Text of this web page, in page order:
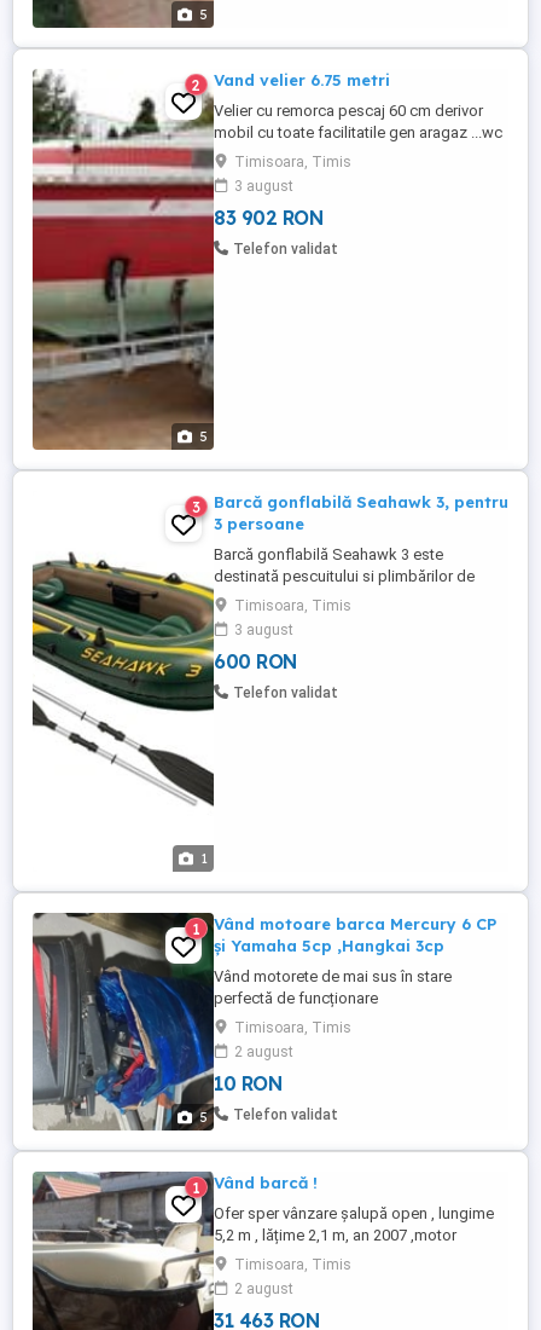
5
5
2 Vand velier 6.75 metri
Velier cu remorca pescaj 60 cm derivor
mobil cu toate facilitatile gen aragaz ...wc
marin...4 locuri de dormit panze noi la vele
omologat cumotor honda de 10 cp. Nu
necesita inmatriculare. remorca noua cu
sarcina utila 2600 kg. are construit o punte
de 2.3 ori 1.6 ideala pt plaja punte care nu
Timisoara, Timis
3 august
83 902 RON
Telefon validat
1
3
Barcă gonflabilă Seahawk 3, pentru
3 persoane
Barcă gonflabilă Seahawk 3 este
destinată pescuitului si plimbărilor de
agrement. Este confecționată din vinil
foarte rezistent, cu rezistenta sporita la
acțiunea factorilor de mediu. Barca are
suplimentar: suport motor și
podea(punte) din lemn Se vinde numai ca
Timisoara, Timis
3 august
600 RON
Telefon validat
5
1
Vând motoare barca Mercury 6 CP
și Yamaha 5cp ,Hangkai 3cp
Vând motorete de mai sus în stare
perfectă de funcționare
Timisoara, Timis
2 august
10 RON
Telefon validat
1 Vând barcă !
Ofer sper vânzare șalupă open , lungime
5,2 m , lățime 2,1 m, an 2007 ,motor
mercury 40 Cp ,4 timpi ,barca este
înmatriculată + peridoc inmatriculat. Preț
6000 euro .
Timisoara, Timis
2 august
31 463 RON